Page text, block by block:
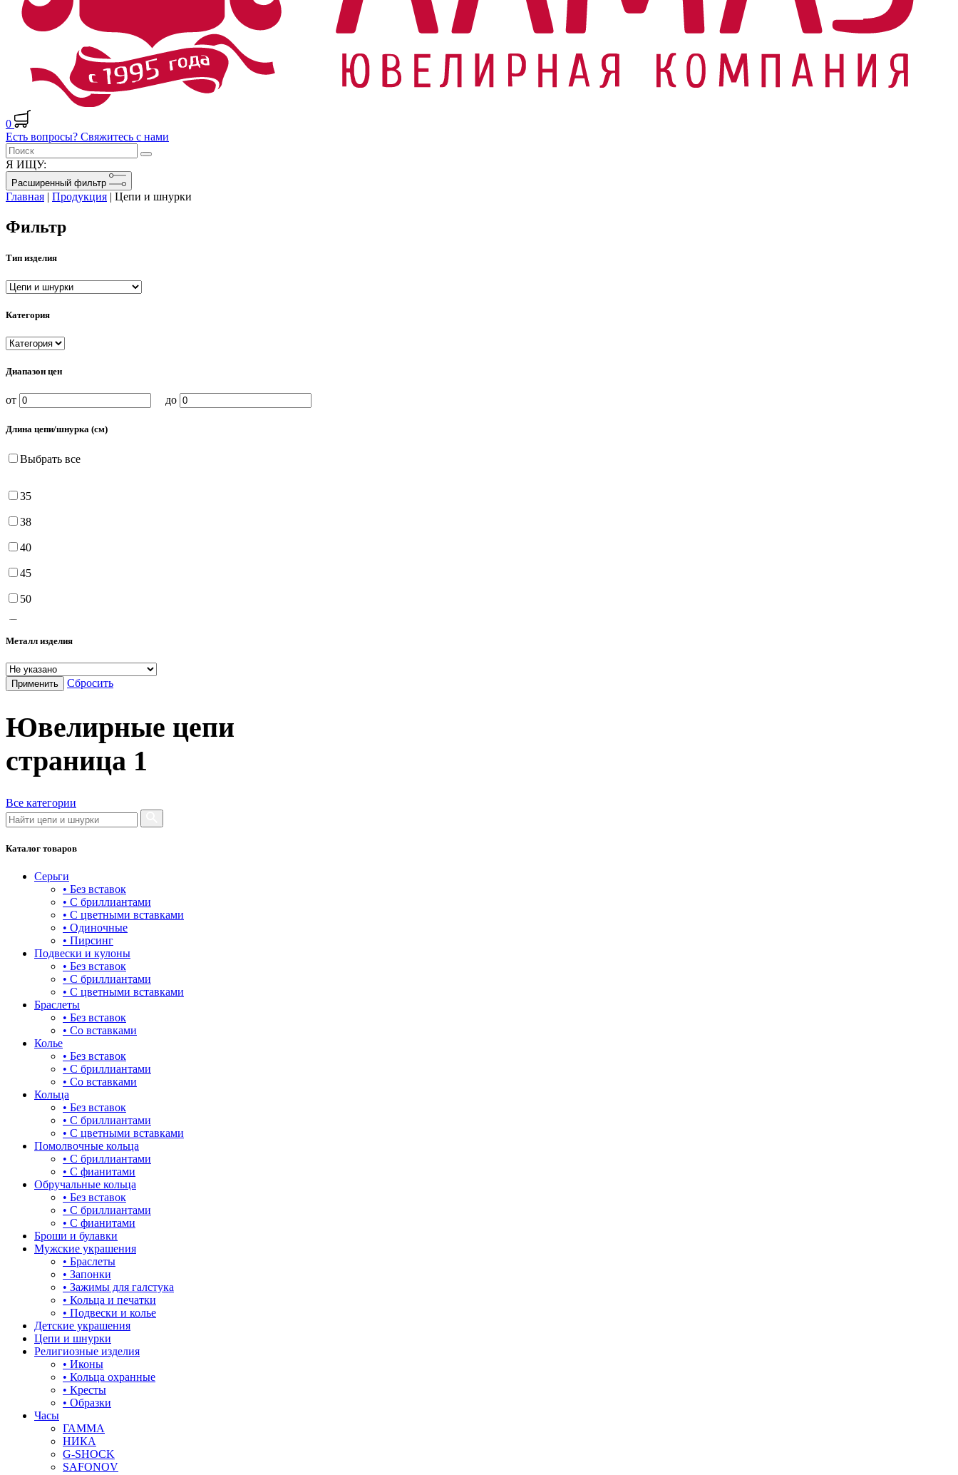
0
Есть вопросы? Свяжитесь с нами
Я ИЩУ:
Расширенный фильтр
Главная | Продукция | Цепи и шнурки
Фильтр
Тип изделия
Категория
Диапазон цен
от до
Длина цепи/шнурка (см)
Выбрать все
35
38
40
45
50
65
75
Металл изделия
Применить Сбросить
Ювелирные цепи
страница 1
Все категории
Каталог товаров
Серьги
• Без вставок
• С бриллиантами
• С цветными вставками
• Одиночные
• Пирсинг
Подвески и кулоны
• Без вставок
• С бриллиантами
• С цветными вставками
Браслеты
• Без вставок
• Со вставками
Колье
• Без вставок
• С бриллиантами
• Со вставками
Кольца
• Без вставок
• С бриллиантами
• С цветными вставками
Помолвочные кольца
• С бриллиантами
• С фианитами
Обручальные кольца
• Без вставок
• С бриллиантами
• С фианитами
Броши и булавки
Мужские украшения
• Браслеты
• Запонки
• Зажимы для галстука
• Кольца и печатки
• Подвески и колье
Детские украшения
Цепи и шнурки
Религиозные изделия
• Иконы
• Кольца охранные
• Кресты
• Образки
Часы
ГАММА
НИКА
G-SHOCK
SAFONOV